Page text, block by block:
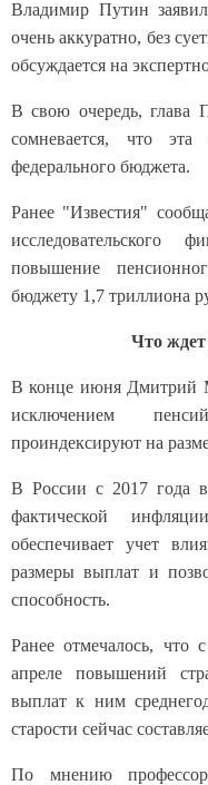
Владимир Путин
очень аккуратно, без
обсуждается на
В свою очередь, глава
сомневается, что эта
федерального бюджета.
Ранее "Известия"
исследовательского
повышение
бюджету 1,7 триллиона
Что ждет
В конце июня Дмитрий
исключением
проиндексируют на
В России с 2017 года
фактической
обеспечивает учет
размеры выплат и
способность.
Ранее отмечалось, что
апреле повышений
выплат к ним
старости сейчас
По мнению